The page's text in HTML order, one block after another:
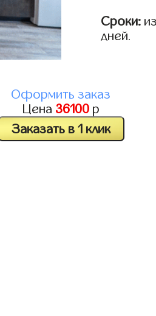
Сроки:
дней.
Оформить заказ
Цена 36100 р
Заказать в 1 клик